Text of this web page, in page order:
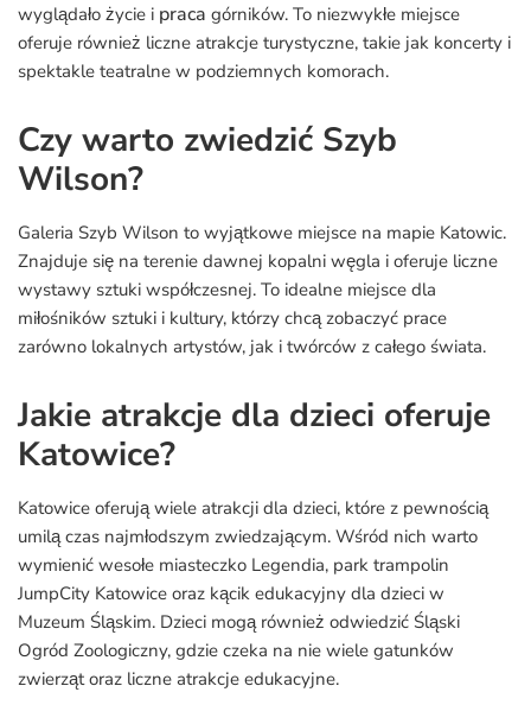
wyglądało życie i praca górników. To niezwykłe miejsce
oferuje również liczne atrakcje turystyczne, takie jak koncerty i
spektakle teatralne w podziemnych komorach.
Czy warto zwiedzić Szyb
Wilson?
Galeria Szyb Wilson to wyjątkowe miejsce na mapie Katowic.
Znajduje się na terenie dawnej kopalni węgla i oferuje liczne
wystawy sztuki współczesnej. To idealne miejsce dla
miłośników sztuki i kultury, którzy chcą zobaczyć prace
zarówno lokalnych artystów, jak i twórców z całego świata.
Jakie atrakcje dla dzieci oferuje
Katowice?
Katowice oferują wiele atrakcji dla dzieci, które z pewnością
umilą czas najmłodszym zwiedzającym. Wśród nich warto
wymienić wesołe miasteczko Legendia, park trampolin
JumpCity Katowice oraz kącik edukacyjny dla dzieci w
Muzeum Śląskim. Dzieci mogą również odwiedzić Śląski
Ogród Zoologiczny, gdzie czeka na nie wiele gatunków
zwierząt oraz liczne atrakcje edukacyjne.